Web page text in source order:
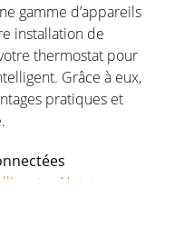
gamme d’appareils
installation de
thermostat pour
Grâce à eux,
pratiques et
.
Netatmo